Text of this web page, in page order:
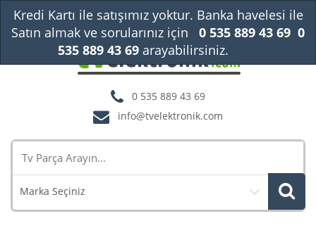
0 535 889 43 69
info@tvelektronik.com
Marka Seçiniz
Kredi Kartı ile satışımız yoktur. Banka havelesi ile
Satın almak ve sorularınız için
0 535 889 43 69 0
535 889 43 69arayabilirsiniz.